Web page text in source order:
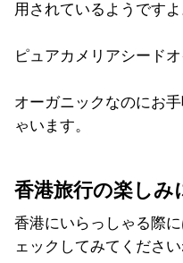
用されているようですよ
ピュアカメリアシード
オーガニックなのにお
ゃいます。
香港旅行の楽し
香港にいらっしゃる際
ェックしてみてください